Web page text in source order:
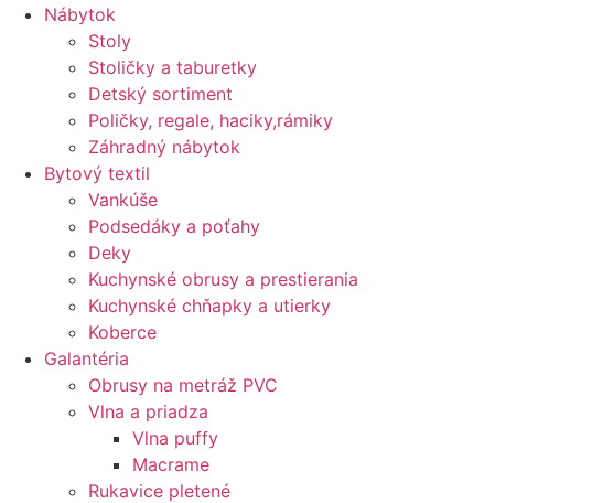
Nábytok
Stoly
Stoličky a taburetky
Detský sortiment
Poličky, regale, haciky,rámiky
Záhradný nábytok
Bytový textil
Vankúše
Podsedáky a poťahy
Deky
Kuchynské obrusy a prestierania
Kuchynské chňapky a utierky
Koberce
Galantéria
Obrusy na metráž PVC
Vlna a priadza
Vlna puffy
Macrame
Rukavice pletené